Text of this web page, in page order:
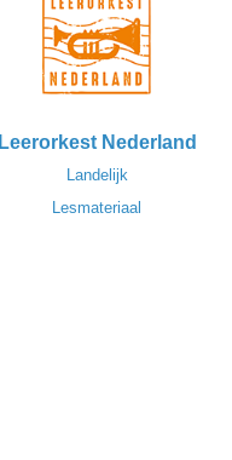
Leerorkest Nederland
Landelijk
Lesmateriaal